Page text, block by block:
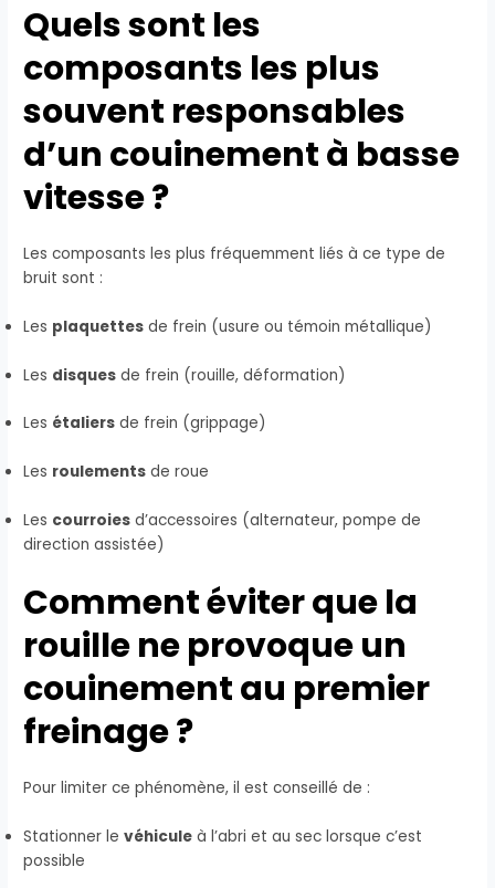
Quels sont les
composants les plus
souvent responsables
d’un couinement à basse
vitesse ?
Les composants les plus fréquemment liés à ce type de
bruit sont :
Les plaquettes de frein (usure ou témoin métallique)
Les disques de frein (rouille, déformation)
Les étaliers de frein (grippage)
Les roulements de roue
Les courroies d’accessoires (alternateur, pompe de
direction assistée)
Comment éviter que la
rouille ne provoque un
couinement au premier
freinage ?
Pour limiter ce phénomène, il est conseillé de :
Stationner levéhicule à l’abri et au sec lorsque c’est
possible